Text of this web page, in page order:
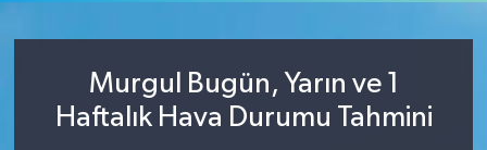
Murgul Bugün, Yarın ve 1
Haftalık Hava Durumu Tahmini
Tüm Manşetler